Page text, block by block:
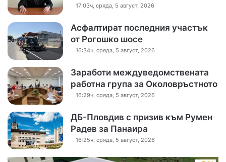
17:03ч, сряда, 5 август, 2026
Асфалтират последния участък
от Рогошко шосе
16:34ч, сряда, 5 август, 2026
Заработи междуведомствената
работна група за Околовръстното
16:29ч, сряда, 5 август, 2026
ДБ-Пловдив с призив към Румен
Радев за Панаира
16:25ч, сряда, 5 август, 2026